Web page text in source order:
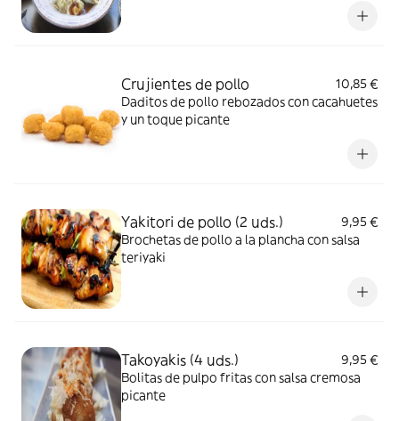
Crujientes de pollo
10,85 €
Daditos de pollo rebozados con cacahuetes
y un toque picante
Yakitori de pollo (2 uds.)
9,95 €
Brochetas de pollo a la plancha con salsa
teriyaki
Takoyakis (4 uds.)
9,95 €
Bolitas de pulpo fritas con salsa cremosa
picante